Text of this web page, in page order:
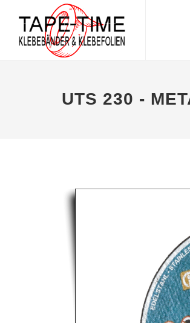
UTS 230 -